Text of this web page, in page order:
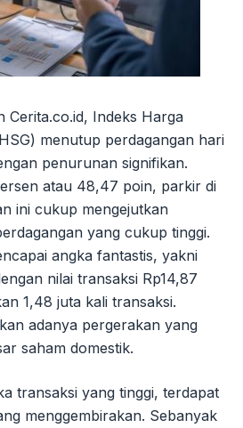
Cerita.co.id, Indeks Harga
menutup perdagangan hari
penurunan signifikan.
atau 48,47 poin, parkir di
ini cukup mengejutkan
yang cukup tinggi.
angka fantastis, yakni
nilai transaksi Rp14,87
1,48 juta kali transaksi.
adanya pergerakan yang
saham domestik.
transaksi yang tinggi, terdapat
menggembirakan. Sebanyak